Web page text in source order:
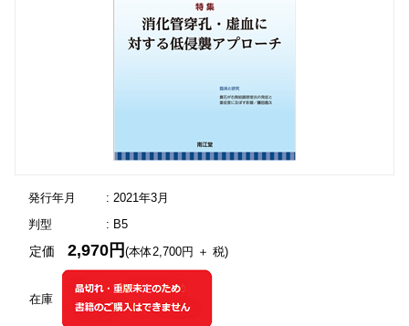
発行年月
: 2021年3月
判型
: B5
在庫
定価2,970円(本体2,700円 ＋ 税)